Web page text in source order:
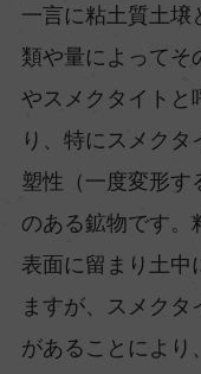
一言に粘土質土壌
類や量によってそ
やスメクタイトと
り、特にスメク
塑性（一度変形す
のある鉱物です。
表面に留まり土中
ますが、スメク
があることにより